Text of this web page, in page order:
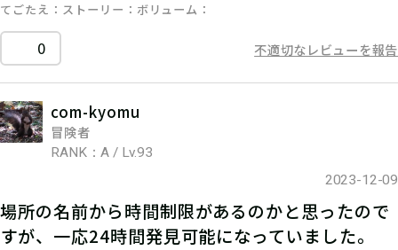
てごたえ ストーリー ボリューム
0 不適切なレビューを報告
com-kyomu
冒険者
RANK：A / Lv.93
2023-12-09
場所の名前から時間制限があるのかと思ったので
すが、一応24時間発見可能になっていました。